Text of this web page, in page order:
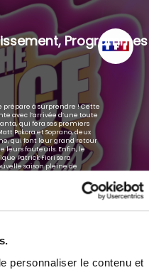
personnaliser le contenu et
,Programmes
prépare à surprendre ! Cette
avec l’arrivée d’une toute
qui fera ses premiers
Pokora et Soprano, deux
qui font leur grand retour
leurs fauteuils. Enfin, le
Patrick Fiori sera
saison pleine de